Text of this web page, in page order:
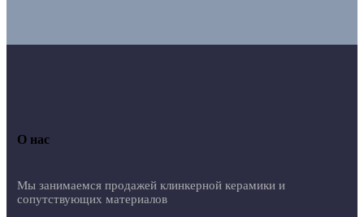
О нас
Мы занимаемся продажей клинкерной керамики и
сопутствующих материалов